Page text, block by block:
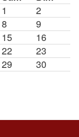
1
2
8
9
15
16
22
23
29
30